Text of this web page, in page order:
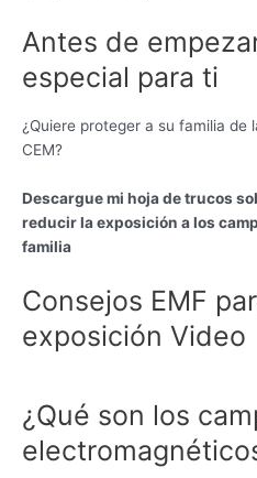
Antes de
especial para ti
¿Quiere proteger a su familia de
CEM?
Descargue mi hoja de trucos
reducir la exposición a los
familia
Consejos EMF
exposición Video
¿Qué son los